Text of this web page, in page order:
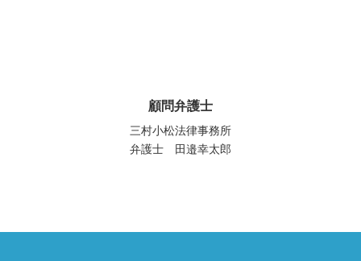
顧問弁護士
三村小松法律事務所
弁護士 田邉幸太郎